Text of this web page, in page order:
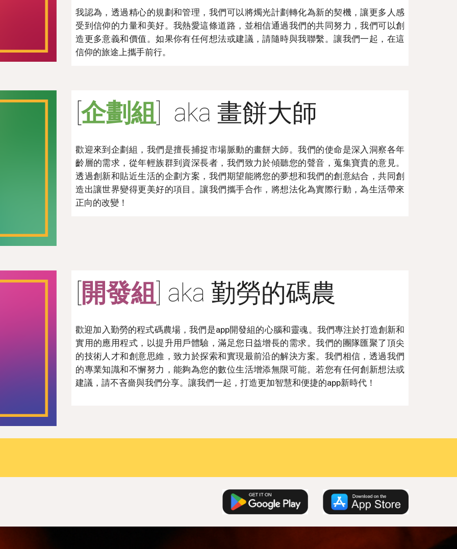
我認為，透過精心的規劃和管理，我們可以將燭光計劃轉化為新的契機，讓更多人感
受到信仰的力量和美好。我熱愛這條道路，並相信通過我們的共同努力，我們可以創
造更多意義和價值。如果你有任何想法或建議，請隨時與我聯繫。讓我們一起，在這
信仰的旅途上攜手前行。
[企劃組 ] aka 畫餅大師
歡迎來到企劃組，我們是擅長捕捉市場脈動的畫餅大師。我們的使命是深入洞察各年
齡層的需求，從年輕族群到資深長者，我們致力於傾聽您的聲音，蒐集寶貴的意見。
透過創新和貼近生活的企劃方案，我們期望能將您的夢想和我們的創意結合，共同創
造出讓世界變得更美好的項目。讓我們攜手合作，將想法化為實際行動，為生活帶來
正向的改變！
開發組 ] aka 勤勞的碼農
歡迎加入勤勞的程式碼農場，我們是app開發組的心腦和靈魂。我們專注於打造創新和
實用的應用程式，以提升用戶體驗，滿足您日益增長的需求。我們的團隊匯聚了頂尖
的技術人才和創意思維，致力於探索和實現最前沿的解決方案。我們相信，透過我們
的專業知識和不懈努力，能夠為您的數位生活增添無限可能。若您有任何創新想法或
建議，請不吝嗇與我們分享。讓我們一起，打造更加智慧和便捷的app新時代！